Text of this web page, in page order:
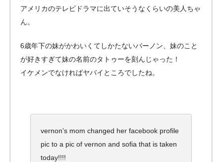
アメリカのテレビドラマに出ていそうなくらいの美人ちゃ
ん。
6歳年下の妹がかわいくてしかたないバーノン、妹のこと
が好きすぎて妹の名前のタトゥーを刻んじゃった！
イケメンでなければヤバイところでしたね。
vernon’s mom changed her facebook profile
pic to a pic of vernon and sofia that is taken
today!!!!